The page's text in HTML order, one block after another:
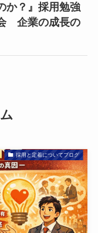
か？』採用勉強
企業の成長の
採用と定着についてブログ